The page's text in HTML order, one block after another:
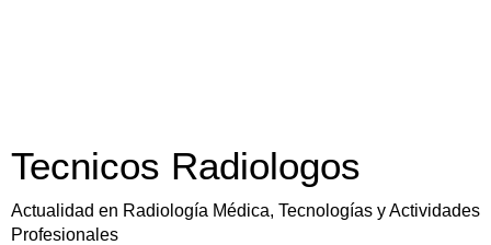
Tecnicos Radiologos
Actualidad en Radiología Médica, Tecnologías y Actividades
Profesionales